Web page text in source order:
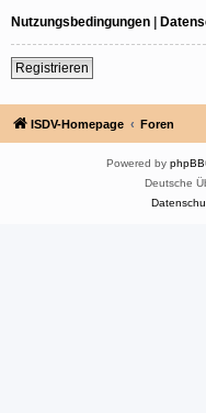
Nutzungsbedingungen |
Registrieren
ISDV-Homepage Foren
Powered by phpBB
Deutsche